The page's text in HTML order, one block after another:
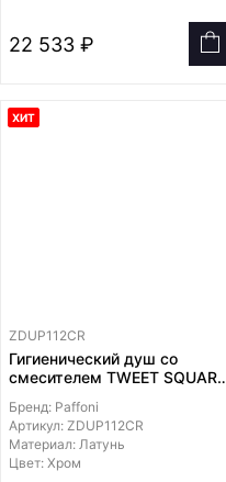
22 533 ₽
ХИТ
ZDUP112CR
Гигиенический душ со
смесителем TWEET SQUARE
лейка и держатель из
металла, шланг металл
1200мм, встраиваемая
часть в комплекте
Бренд: Paffoni
Артикул: ZDUP112CR
Материал: Латунь
Цвет: Хром